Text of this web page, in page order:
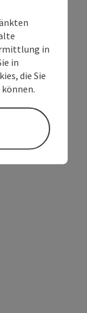
in
in
die Sie